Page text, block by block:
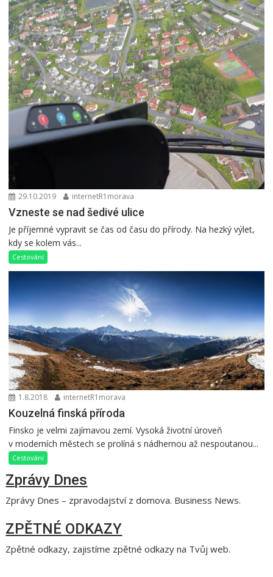
29.10.2019 internetR1morava
Vzneste se nad šedivé ulice
Je příjemné vypravit se čas od času do přírody. Na hezký výlet,
kdy se kolem vás...
Cestování
1.8.2018 internetR1morava
Kouzelná finská příroda
Finsko je velmi zajímavou zemí. Vysoká životní úroveň
v moderních městech se prolíná s nádhernou až nespoutanou...
Cestování
Zprávy Dnes
Zprávy Dnes – zpravodajství z domova. Business News.
ZPĚTNÉ ODKAZY
Zpětné odkazy, zajistíme zpětné odkazy na Tvůj web.